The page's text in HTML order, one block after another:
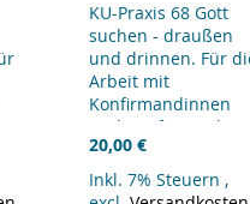
KU-Praxis 68 Gott
suchen - draußen
und drinnen. Für
Arbeit mit
Konfirmandinnen
und Konfirmanden
20,00 €
Inkl. 7% Steuern ,